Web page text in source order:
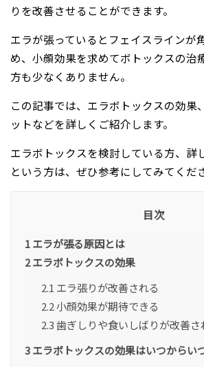
りを改善させることができます。
エラが張っているとフェイスラインが
め、小顔効果を求めてボトックスの治
方も少なくありません。
この記事では、エラボトックスの効果
ットなどを詳しくご紹介します。
エラボトックスを検討している方、詳
という方は、ぜひ参考にしてみてくだ
目次
1エラが張る原因とは
2エラボトックスの効果
2.1 エラ張りが改善される
2.2小顔効果が期待できる
2.3歯ぎしりや食いしばりが改善さ
3エラボトックスの効果はいつからい